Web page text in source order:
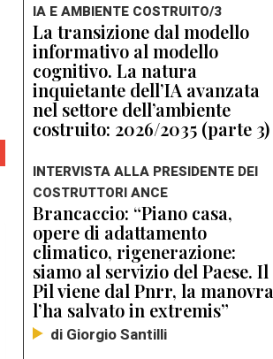
IA E AMBIENTE COSTRUITO/3
La transizione dal modello
informativo al modello
cognitivo. La natura
inquietante dell’IA avanzata
nel settore dell’ambiente
costruito: 2026/2035 (parte 3)
INTERVISTA ALLA PRESIDENTE DEI
COSTRUTTORI ANCE
Brancaccio: “Piano casa,
opere di adattamento
climatico, rigenerazione:
siamo al servizio del Paese. Il
Pil viene dal Pnrr, la manovra
l’ha salvato in extremis”
di Giorgio Santilli